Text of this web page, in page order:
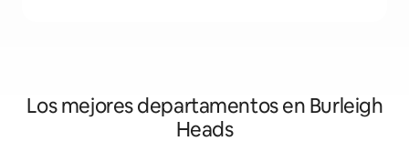
Los mejores departamentos en Burleigh
Heads